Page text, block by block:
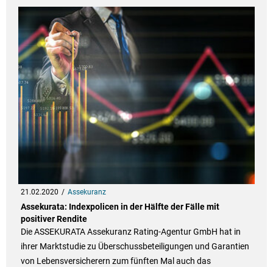
21.02.2020 Assekuranz
Assekurata: Indexpolicen in der Hälfte der Fälle mit
positiver Rendite
Die ASSEKURATA Assekuranz Rating-Agentur GmbH hat in
ihrer Marktstudie zu Überschussbeteiligungen und Garantien
von Lebensversicherern zum fünften Mal auch das